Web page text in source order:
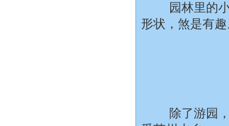
园林里的小
形状，煞是有
除了游园，